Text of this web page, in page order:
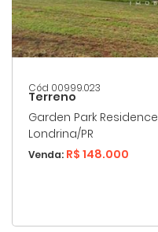
Terreno
Garden Park Residence
Londrina/PR
Venda: R$ 148.000
Cód 00999.023